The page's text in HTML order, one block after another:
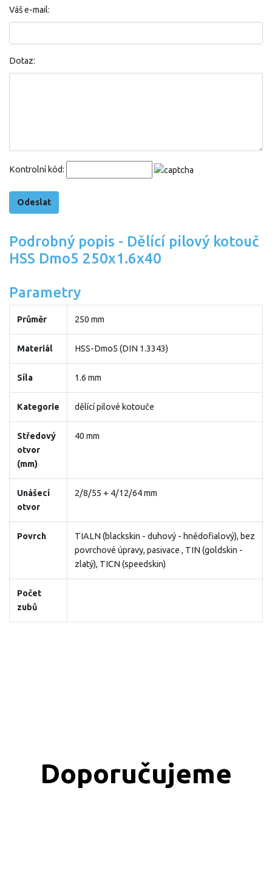
Váš e-mail:
Dotaz:
Kontrolní kód:
Podrobný popis - Dělící pilový kotouč
HSS Dmo5 250x1.6x40
Parametry
Průměr 250 mm
Materiál HSS-Dmo5 (DIN 1.3343)
Síla 1.6 mm
Kategorie dělící pilové kotouče
Středový
otvor
(mm)
40 mm
Unášecí
otvor
2/8/55 + 4/12/64 mm
Povrch
TIALN (blackskin - duhový - hnědofialový), bez
povrchové úpravy, pasivace , TIN (goldskin -
zlatý), TICN (speedskin)
Počet
zubů
Doporučujeme